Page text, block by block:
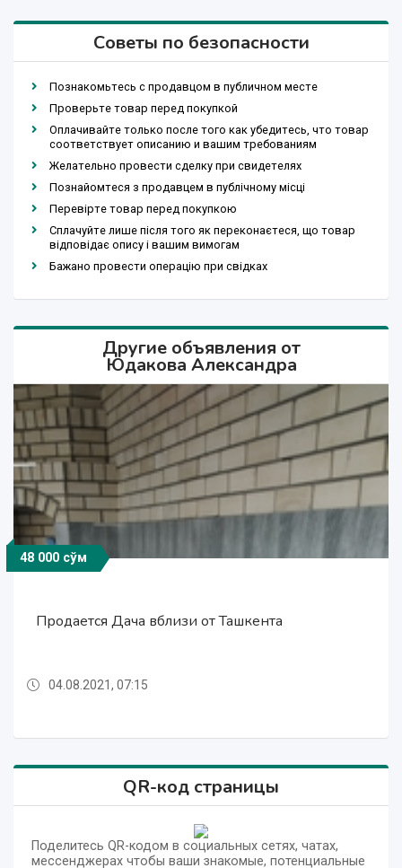
Советы по безопасности
Познакомьтесь с продавцом в публичном месте
Проверьте товар перед покупкой
Оплачивайте только после того как убедитесь, что товар
соответствует описанию и вашим требованиям
Желательно провести сделку при свидетелях
Познайомтеся з продавцем в публічному місці
Перевірте товар перед покупкою
Сплачуйте лише після того як переконаєтеся, що товар
відповідає опису і вашим вимогам
Бажано провести операцію при свідках
Другие объявления от
Юдакова Александра
48 000 сўм
Продается Дача вблизи от Ташкента
48 000 сўм
Продается Дача вблизи от Ташкента
48 000 сўм
Продается Дача вблизи от Ташкента
04.08.2021, 07:15
QR-код страницы
Поделитесь QR-кодом в социальных сетях, чатах,
мессенджерах чтобы ваши знакомые, потенциальные